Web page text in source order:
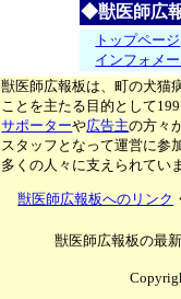
◆獣医師広
トップページ
インフォメ
獣医師広報板は、町の犬猫
ことを主たる目的として
サポーターや広告主の方々
スタッフとなって運営に参
多くの人々に支えられてい
獣医師広報板へのリンク
獣医師広報板の最